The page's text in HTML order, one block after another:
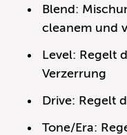
Blend:
cleanem und
Level: Regelt
Verzerrung
Drive: Regelt
Tone/Era: